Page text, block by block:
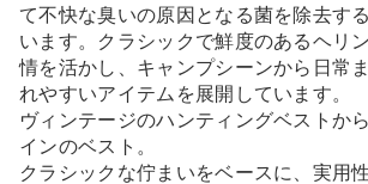
て不快な臭いの原因となる菌を除去す
います。クラシックで鮮度のあるヘリ
情を活かし、キャンプシーンから日常
れやすいアイテムを展開しています。
ヴィンテージのハンティングベストか
インのベスト。
クラシックな佇まいをベースに、実用